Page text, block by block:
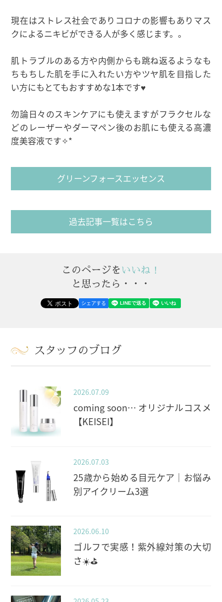
現在はストレス社会でありコロナの影響もありマス
クによるニキビができる人が多く感じます。。
肌トラブルのある方や内側からも跳ね返るようなも
ちもちした肌を手に入れたい方やツヤ肌を目指した
い方にもとてもおすすめな1本です♥
勿論日々のスキンケアにも使えますがフラクセルな
どのレーザーやダーマペン後のお肌にも使える高濃
度美容液です✧*
グリーンフォースエッセンス
過去記事一覧はこちら
このページをいいね！
と思ったら・・・
シェアする
スタッフのブログ
2026.07.09
coming soon… オリジナルコスメ
【KEISEI】
2026.07.03
25歳から始める目元ケア｜お悩み
別アイクリーム3選
2026.06.10
ゴルフで実感！紫外線対策の大切
さ☀️⛳️